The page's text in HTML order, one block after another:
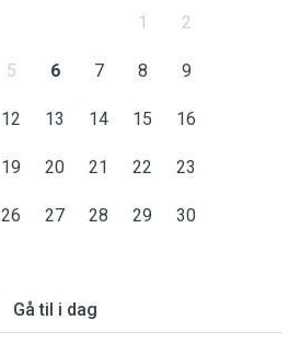
1 2
5 6 7 8 9
12 13 14 15 16
19 20 21 22 23
26 27 28 29 30
Gå til i dag